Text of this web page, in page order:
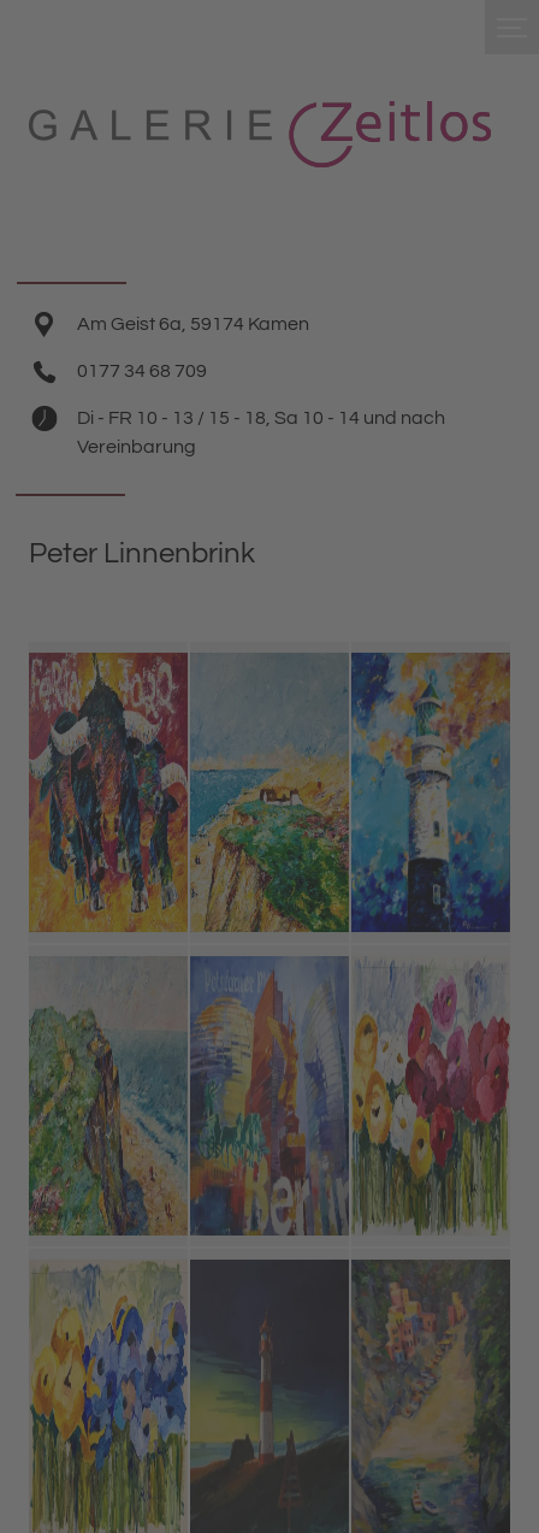
Am Geist 6a, 59174 Kamen
0177 34 68 709
Di - FR 10 - 13 / 15 - 18, Sa 10 - 14 und nach
Vereinbarung
Peter Linnenbrink